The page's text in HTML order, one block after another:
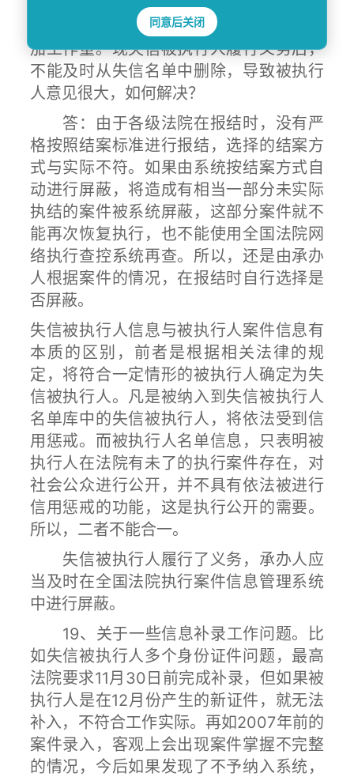
失信名单系统合一，将该窗口的功能由失
信名单取代，两者并存没有必要，而且增
加工作量。现失信被执行人履行义务后，
不能及时从失信名单中删除，导致被执行
人意见很大，如何解决？
答：由于各级法院在报结时，没有严
格按照结案标准进行报结，选择的结案方
式与实际不符。如果由系统按结案方式自
动进行屏蔽，将造成有相当一部分未实际
执结的案件被系统屏蔽，这部分案件就不
能再次恢复执行，也不能使用全国法院网
络执行查控系统再查。所以，还是由承办
人根据案件的情况，在报结时自行选择是
否屏蔽。
失信被执行人信息与被执行人案件信息有
本质的区别，前者是根据相关法律的规
定，将符合一定情形的被执行人确定为失
信被执行人。凡是被纳入到失信被执行人
名单库中的失信被执行人，将依法受到信
用惩戒。而被执行人名单信息，只表明被
执行人在法院有未了的执行案件存在，对
社会公众进行公开，并不具有依法被进行
信用惩戒的功能，这是执行公开的需要。
所以，二者不能合一。
失信被执行人履行了义务，承办人应
当及时在全国法院执行案件信息管理系统
中进行屏蔽。
19、关于一些信息补录工作问题。比
如失信被执行人多个身份证件问题，最高
法院要求11月30日前完成补录，但如果被
执行人是在12月份产生的新证件，就无法
补入，不符合工作实际。再如2007年前的
案件录入，客观上会出现案件掌握不完整
的情况，今后如果发现了不予纳入系统，
同意后关闭